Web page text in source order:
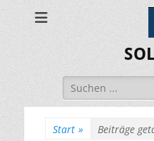
Suchen
nach:
Start » Beiträge